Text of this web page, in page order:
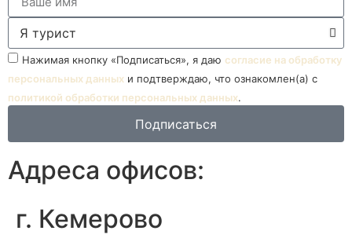
Нажимая кнопку «Подписаться», я даю согласие на обработку
персональных данных и подтверждаю, что ознакомлен(а) с
политикой обработки персональных данных.
Подписаться
Адреса офисов:
г. Кемерово